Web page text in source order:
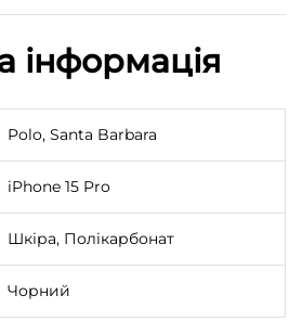
інформація
Polo, Santa Barbara
iPhone 15 Pro
Шкіра, Полікарбонат
Чорний